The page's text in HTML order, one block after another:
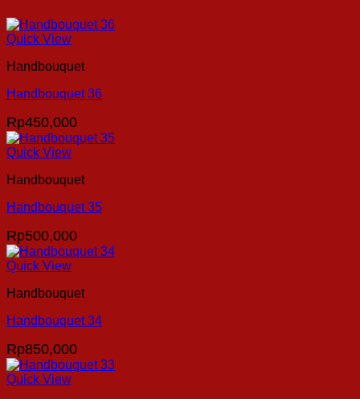
Quick View
Handbouquet
Handbouquet 36
Rp450,000
Quick View
Handbouquet
Handbouquet 35
Rp500,000
Quick View
Handbouquet
Handbouquet 34
Rp850,000
Quick View